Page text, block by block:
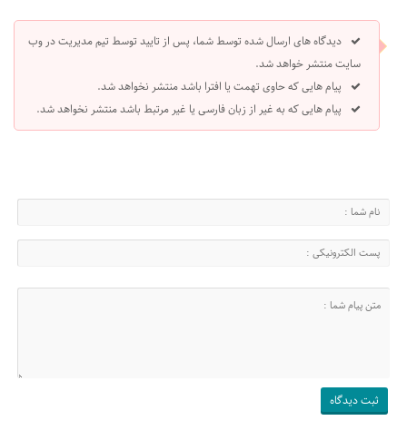
دیدگاه های ارسال شده توسط شما، پس از تایید توسط تیم مدیریت در وب
سایت منتشر خواهد شد.
پیام هایی که حاوی تهمت یا افترا باشد منتشر نخواهد شد.
پیام هایی که به غیر از زبان فارسی یا غیر مرتبط باشد منتشر نخواهد شد.